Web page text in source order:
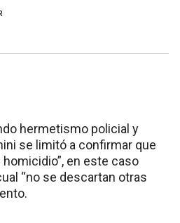
hermetismo policial y
se limitó a confirmar que
en este caso
“no se descartan otras